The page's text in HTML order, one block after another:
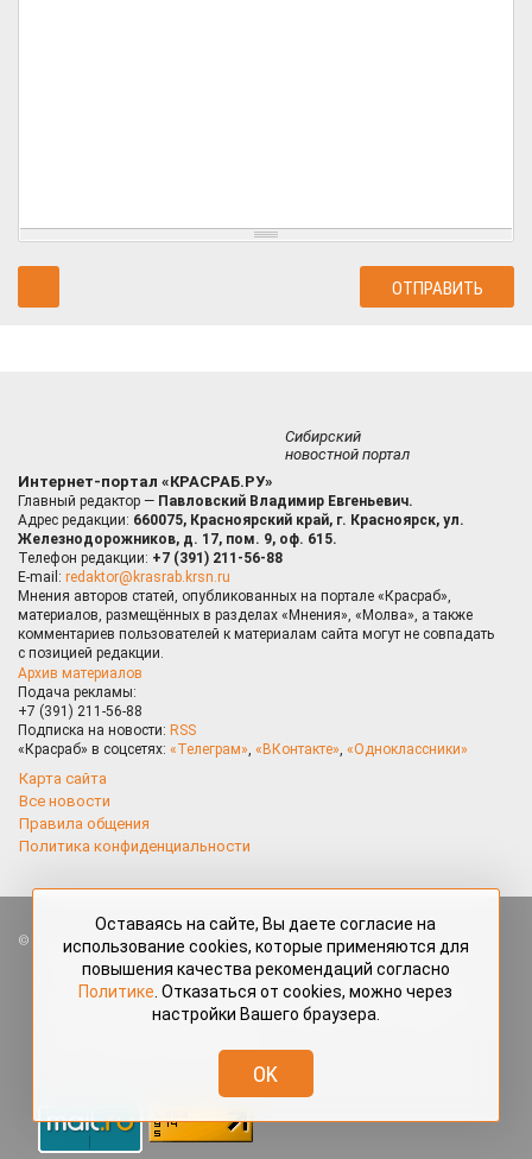
Сибирский
новостной портал
Интернет-портал «КРАСРАБ.РУ»
Главный редактор — Павловский Владимир Евгеньевич.
Адрес редакции: 660075, Красноярский край, г. Красноярск, ул.
Железнодорожников, д. 17, пом. 9, оф. 615.
Телефон редакции: +7 (391) 211-56-88
E-mail: redaktor@krasrab.krsn.ru
Мнения авторов статей, опубликованных на портале «Красраб»,
материалов, размещённых в разделах «Мнения», «Молва», а также
комментариев пользователей к материалам сайта могут не совпадать
с позицией редакции.
Архив материалов
Подача рекламы:
+7 (391) 211-56-88
Подписка на новости: RSS
«Красраб» в соцсетях: «Телеграм», «ВКонтакте», «Одноклассники»
Карта сайта
Все новости
Правила общения
Политика конфиденциальности
Все права защищены. Любые материалы, размещённые на портале
«Красраб.ру» сотрудниками редакции, нештатными авторами
и читателями, являются объектами авторского права. Полное или
частичное использование материалов, размещённых на портале
«Красраб.ру», допускается только с письменного согласия редакции
redaktor@krasrab.krsn.ru.
Оставаясь на сайте, Вы даете согласие на
использование cookies, которые применяются для
повышения качества рекомендаций согласно
Политике . Отказаться от cookies, можно через
настройки Вашего браузера.
OK